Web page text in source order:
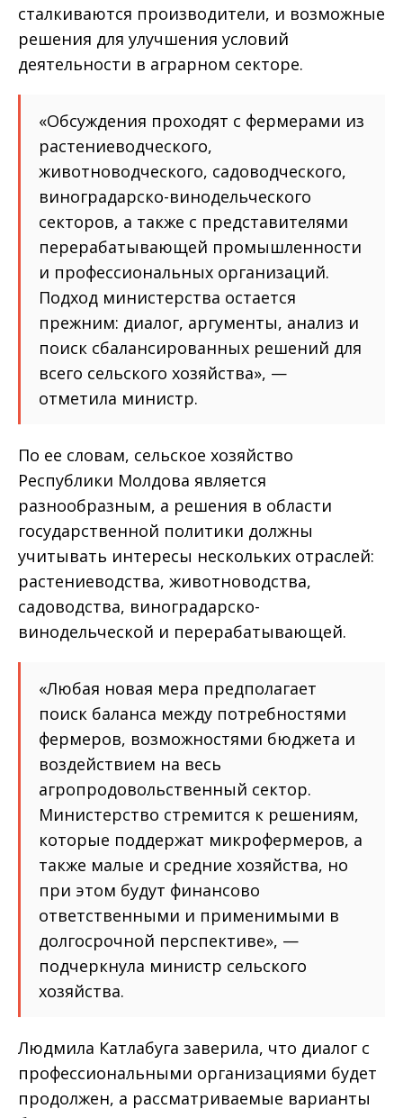
сталкиваются производители, и возможные
решения для улучшения условий
деятельности в аграрном секторе.
«Обсуждения проходят с фермерами из
растениеводческого,
животноводческого, садоводческого,
виноградарско-винодельческого
секторов, а также с представителями
перерабатывающей промышленности
и профессиональных организаций.
Подход министерства остается
прежним: диалог, аргументы, анализ и
поиск сбалансированных решений для
всего сельского хозяйства», —
отметила министр.
По ее словам, сельское хозяйство
Республики Молдова является
разнообразным, а решения в области
государственной политики должны
учитывать интересы нескольких отраслей:
растениеводства, животноводства,
садоводства, виноградарско-
винодельческой и перерабатывающей.
«Любая новая мера предполагает
поиск баланса между потребностями
фермеров, возможностями бюджета и
воздействием на весь
агропродовольственный сектор.
Министерство стремится к решениям,
которые поддержат микрофермеров, а
также малые и средние хозяйства, но
при этом будут финансово
ответственными и применимыми в
долгосрочной перспективе», —
подчеркнула министр сельского
хозяйства.
Людмила Катлабуга заверила, что диалог с
профессиональными организациями будет
продолжен, а рассматриваемые варианты